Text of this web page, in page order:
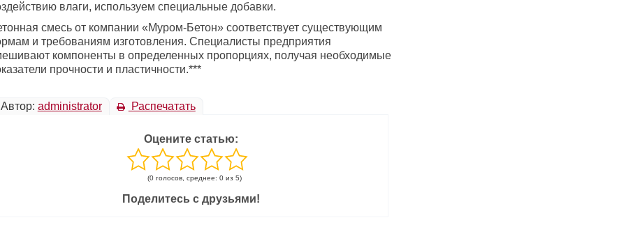
влаги, используем специальные добавки.
смесь от компании «Муром-Бетон» соответствует существующим
и требованиям изготовления. Специалисты предприятия
компоненты в определенных пропорциях, получая необходимые
прочности и пластичности.***
Автор: administrator Распечатать
Оцените статью:
(0 голосов, среднее: 0 из 5)
Поделитесь с друзьями!